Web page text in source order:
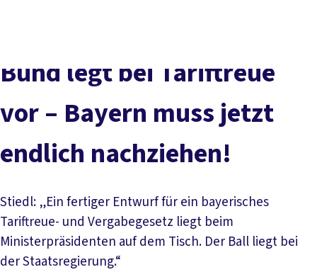
Service
Mitmachen
Bund legt bei Tariftreue
vor – Bayern muss jetzt
endlich nachziehen!
Stiedl: „Ein fertiger Entwurf für ein bayerisches
Tariftreue- und Vergabegesetz liegt beim
Ministerpräsidenten auf dem Tisch. Der Ball liegt bei
der Staatsregierung.“